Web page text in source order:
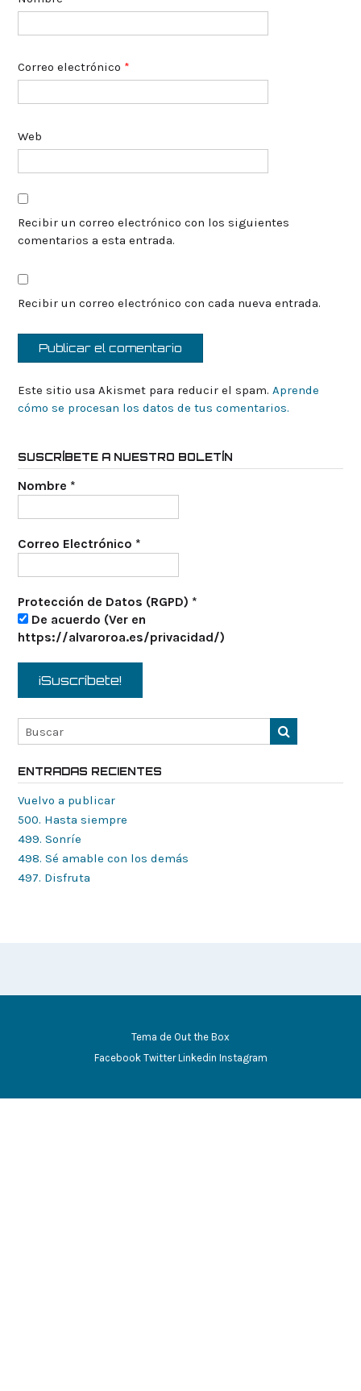
Correo electrónico *
Web
Recibir un correo electrónico con los siguientes
comentarios a esta entrada.
Recibir un correo electrónico con cada nueva entrada.
Este sitio usa Akismet para reducir el spam. Aprende
cómo se procesan los datos de tus comentarios.
SUSCRÍBETE A NUESTRO BOLETÍN
Nombre *
Correo Electrónico *
Protección de Datos (RGPD) *
De acuerdo (Ver en
https://alvaroroa.es/privacidad/)
ENTRADAS RECIENTES
Vuelvo a publicar
500. Hasta siempre
499. Sonríe
498. Sé amable con los demás
497. Disfruta
Tema de Out the Box
Facebook Twitter Linkedin Instagram